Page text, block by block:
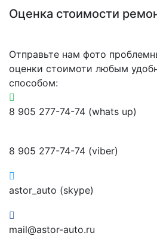
Оценка стоимости
Отправьте нам фото
оценки стоимоти любым
способом:
8 905 277-74-74 (whats up)
8 905 277-74-74 (viber)
astor_auto (skype)
mail@astor-auto.ru